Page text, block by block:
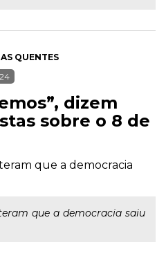
QUENTES
dizem
sobre o 8 de
que a democracia
que a democracia saiu